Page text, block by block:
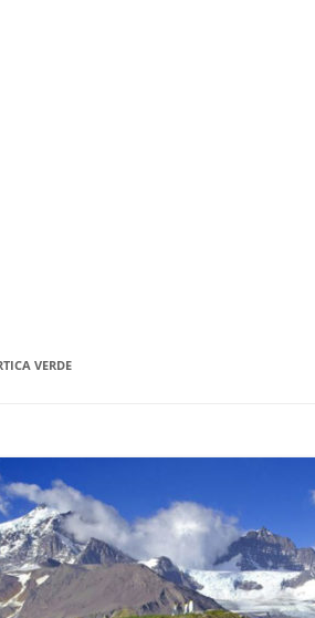
VERDE